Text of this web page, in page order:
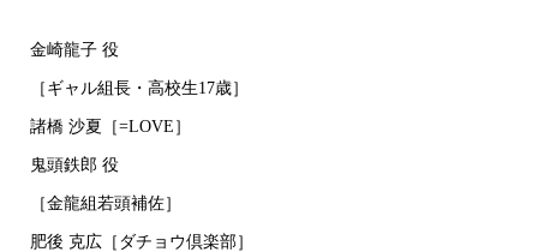
金崎龍子 役
［ギャル組長・高校生17歳］
諸橋 沙夏［=LOVE］
鬼頭鉄郎 役
［金龍組若頭補佐］
肥後 克広［ダチョウ倶楽部］